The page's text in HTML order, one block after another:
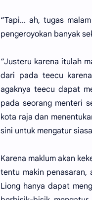
“Tapi... ah, tugas
pengeroyokan banyak
“Justeru karena itulah
dari pada teecu
agaknya teecu dapat
pada seorang menteri
kota raja dan
sini untuk mengatur
Karena maklum akan
tentu makin penasaran,
Liong hanya dapat